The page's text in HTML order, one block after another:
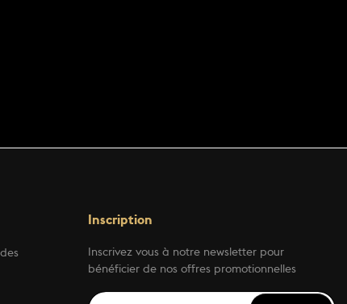
Inscription
Inscrivez vous à notre newsletter pour
bénéficier de nos offres promotionnelles